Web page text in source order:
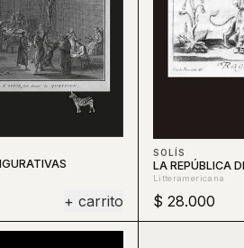
+ carrito
SOLÍS
LA REPÚBLICA
Litteramericana
$ 28.000